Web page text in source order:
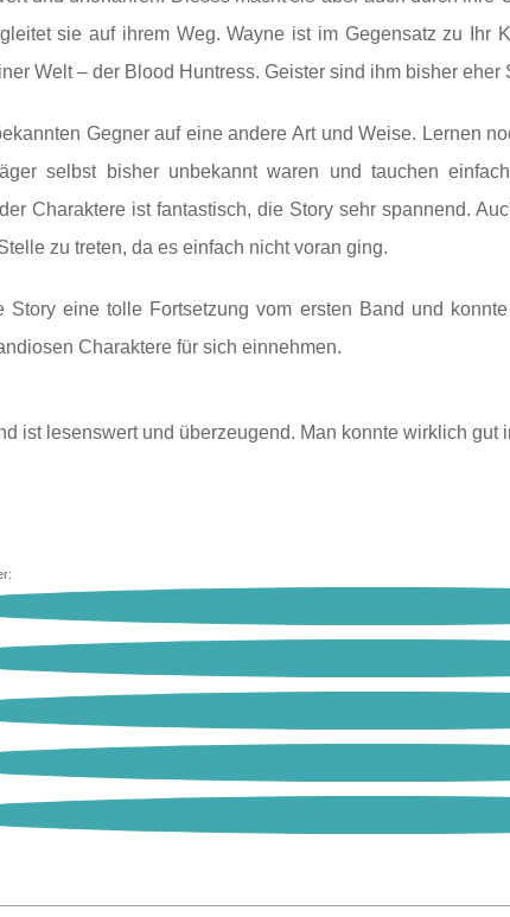
sie auf ihrem Weg. Wayne ist im Gegensatz zu Ihr
Welt – der Blood Huntress. Geister sind ihm bisher eher
Gegner auf eine andere Art und Weise. Lernen
selbst bisher unbekannt waren und tauchen
Charaktere ist fantastisch, die Story sehr spannend.
zu treten, da es einfach nicht voran ging.
Story eine tolle Fortsetzung vom ersten Band und
Charaktere für sich einnehmen.
ist lesenswert und überzeugend. Man konnte wirklich gut